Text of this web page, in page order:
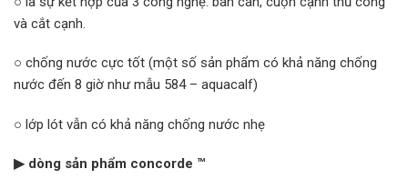
và cắt cạnh.
○ chống nước cực tốt (một số sản phẩm có khả năng chống
nước đến 8 giờ như mẫu 584 – aquacalf)
○ lớp lót vẫn có khả năng chống nước nhẹ
▶ dòng sản phẩm concorde ™